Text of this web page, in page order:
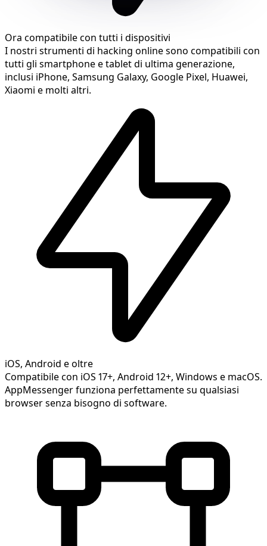
Ora compatibile con tutti i dispositivi
I nostri strumenti di hacking online sono compatibili con
tutti gli smartphone e tablet di ultima generazione,
inclusi iPhone, Samsung Galaxy, Google Pixel, Huawei,
Xiaomi e molti altri.
iOS, Android e oltre
Compatibile con iOS 17+, Android 12+, Windows e macOS.
AppMessenger funziona perfettamente su qualsiasi
browser senza bisogno di software.